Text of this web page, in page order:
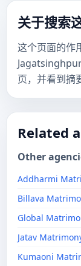
关于搜索
这个页面的
页，并看到摘
Related
Other
Addharmi
Billava
Global
Jatav
Kumaoni